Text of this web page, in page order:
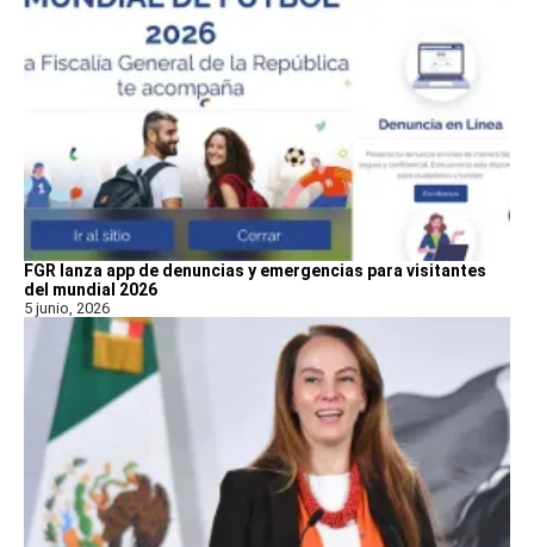
FGR lanza app de denuncias y emergencias para visitantes
del mundial 2026
5 junio, 2026